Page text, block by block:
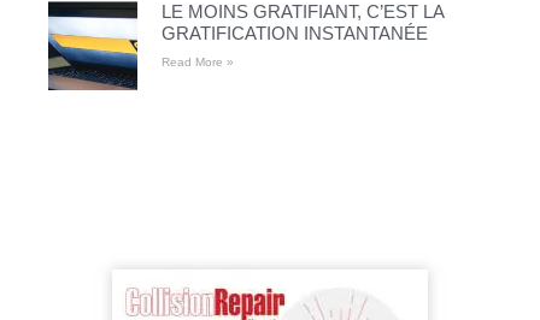
LE MOINS GRATIFIANT, C’EST LA
GRATIFICATION INSTANTANÉE
Read More »